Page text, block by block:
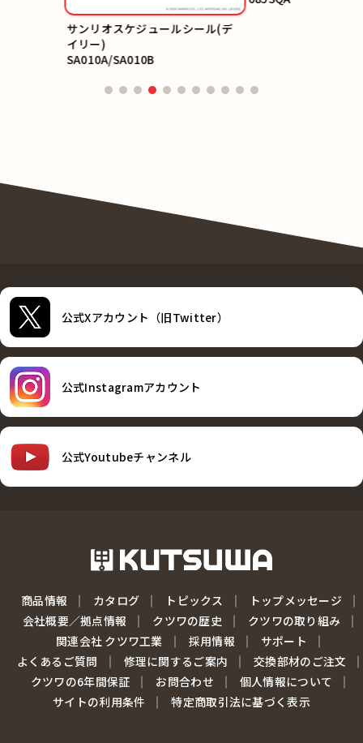
サンリオスケジュールシール(デ
SA010A/SA010B
公式Xアカウント（旧Twitter）
公式Instagramアカウント
公式Youtubeチャンネル
商品情報 カタログ トピックス
トップメッセージ
会社概要／拠点情報
クツワの歴史
クツワの取り組み
関連会社 クツワ工業
採用情報
サポート
よくあるご質問
修理に関するご案内
交換部材のご注文
クツワの6年間保証
お問合わせ
個人情報について
サイトの利用条件
特定商取引法に基づく表示